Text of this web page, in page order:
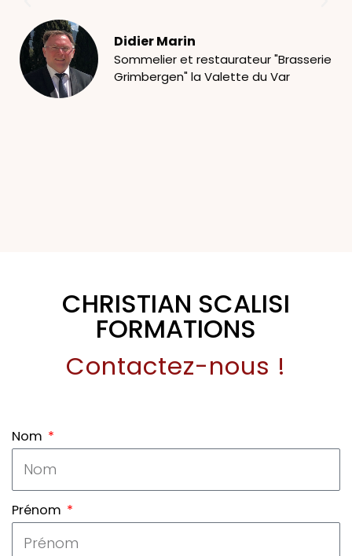
Didier Marin
Sommelier et restaurateur "Brasserie
Grimbergen" la Valette du Var
CHRISTIAN SCALISI
FORMATIONS
Contactez-nous !
Nom
Prénom